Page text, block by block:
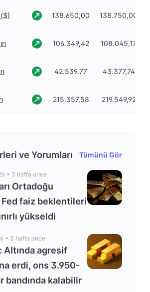
138.650,00 138.750,00
106.349,42 108.045,17
42.539,77 43.377,74
215.357,58 219.549,92
ve Yorumları Tümünü Gör
• 3 hafta once
Ortadoğu
faiz beklentileri
yükseldi
• 3 hafta once
Altında agresif
erdi, ons 3.950-
bandında kalabilir